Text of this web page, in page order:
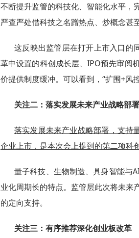
不断提升监管的科技化、智能化水平，
严查严处借科技之名蹭热点、炒概念甚
这反映出监管层在打开上市入口的
革中设置的科创成长层、IPO预先审阅
价提供制度缓冲。可以看到，“扩围+风
关注二：落实发展未来产业战略部署
落实发展未来产业战略部署，支持
企业上市，是本次会上提到的第二项科
量子科技、生物制造、具身智能与
业化周期长的特点。监管层此次将未来
的定向支持。
关注三：有序推荐深化创业板改革